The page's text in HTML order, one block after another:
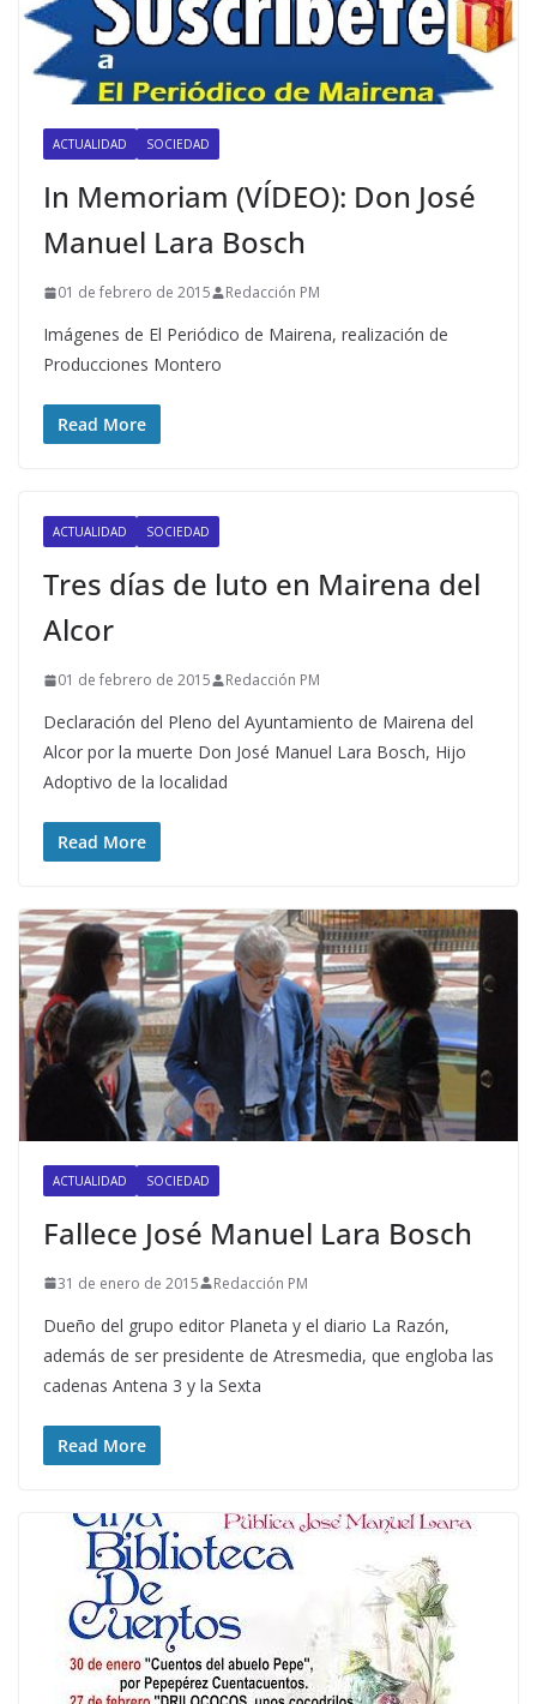
ACTUALIDAD SOCIEDAD
In Memoriam (VÍDEO): Don José
Manuel Lara Bosch
01 de febrero de 2015 Redacción PM
Imágenes de El Periódico de Mairena, realización de
Producciones Montero
Read More
ACTUALIDAD SOCIEDAD
Tres días de luto en Mairena del
Alcor
01 de febrero de 2015 Redacción PM
Declaración del Pleno del Ayuntamiento de Mairena del
Alcor por la muerte Don José Manuel Lara Bosch, Hijo
Adoptivo de la localidad
Read More
ACTUALIDAD SOCIEDAD
Fallece José Manuel Lara Bosch
31 de enero de 2015 Redacción PM
Dueño del grupo editor Planeta y el diario La Razón,
además de ser presidente de Atresmedia, que engloba las
cadenas Antena 3 y la Sexta
Read More